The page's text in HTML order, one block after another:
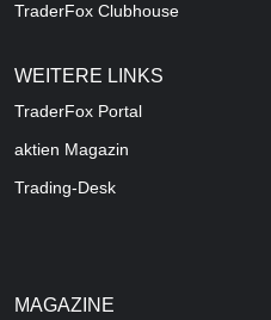
TraderFox Clubhouse
WEITERE LINKS
TraderFox Portal
aktien Magazin
Trading-Desk
MAGAZINE